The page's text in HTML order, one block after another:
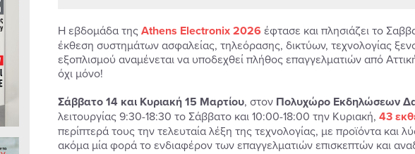
Η εβδομάδα τηςAthens Electronix 2026έφτασε και πλησιάζει το
έκθεση συστημάτων ασφαλείας, τηλεόρασης, δικτύων, τεχνολογίας
εξοπλισμού αναμένεται να υποδεχθεί πλήθος επαγγελματιών από
όχι μόνο!
Σάββατο 14 και Κυριακή 15 Μαρτίου, στον Πολυχώρο Εκδηλώσεων
λειτουργίας 9:30-18:30 το Σάββατο και 10:00-18:00 την Κυριακή, 43
περίπτερά τους την τελευταία λέξη της τεχνολογίας, με προϊόντα και
ακόμα μία φορά το ενδιαφέρον των επαγγελματιών επισκεπτών και